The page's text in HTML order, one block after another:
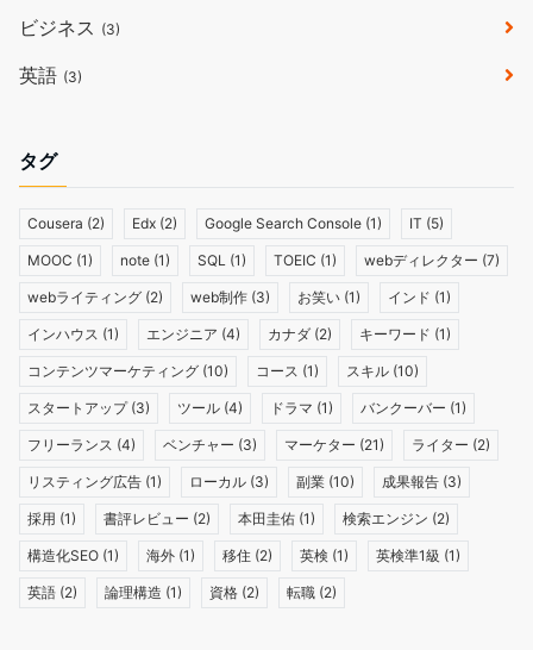
ビジネス (3)
英語 (3)
タグ
Cousera (2) Edx (2) Google Search Console (1) IT (5)
MOOC (1) note (1) SQL (1) TOEIC (1) webディレクター (7)
webライティング (2) web制作 (3) お笑い (1) インド (1)
インハウス (1) エンジニア (4) カナダ (2) キーワード (1)
コンテンツマーケティング (10) コース (1) スキル (10)
スタートアップ(3) ツール (4) ドラマ (1) バンクーバー (1)
フリーランス (4) ベンチャー (3) マーケター (21) ライター (2)
リスティング広告 (1) ローカル (3) 副業 (10) 成果報告 (3)
採用 (1) 書評レビュー (2) 本田圭佑 (1) 検索エンジン (2)
構造化SEO (1) 海外 (1) 移住 (2) 英検 (1) 英検準1級 (1)
英語 (2) 論理構造 (1) 資格 (2) 転職 (2)